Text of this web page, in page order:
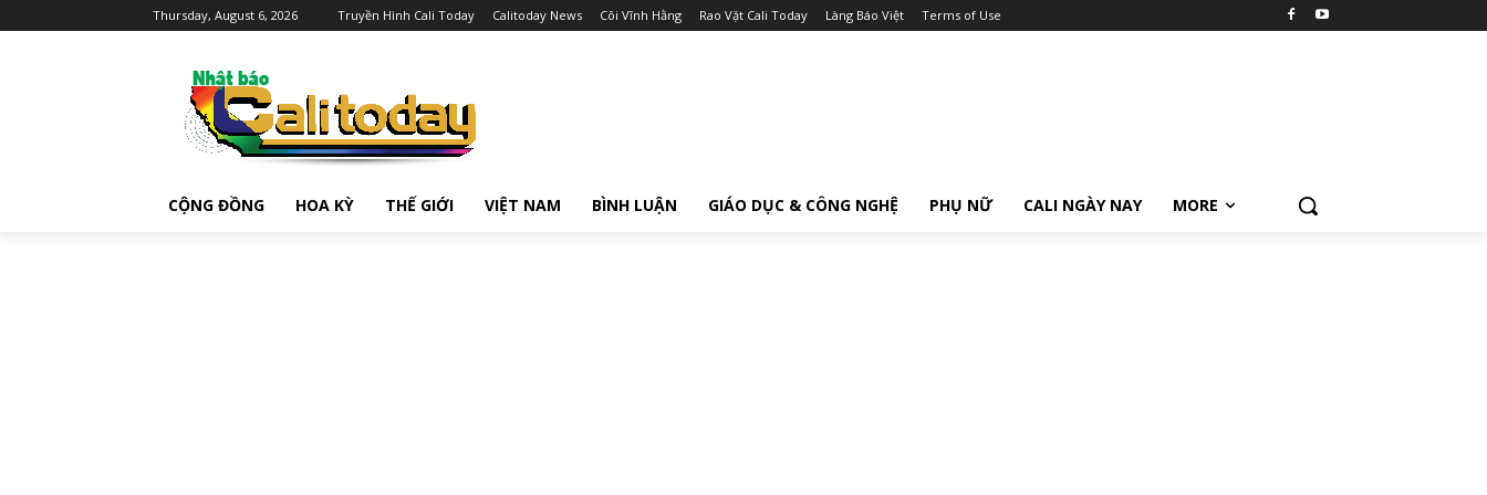
Thursday, August 6, 2026 Truyền Hình Cali Today Calitoday News Cõi Vĩnh Hằng Rao Vặt Cali Today Làng Báo Việt Terms of Use
CỘNG ĐỒNG HOA KỲ THẾ GIỚI VIỆT NAM BÌNH LUẬN GIÁO DỤC & CÔNG NGHỆ PHỤ NỮ CALI NGÀY NAY MORE